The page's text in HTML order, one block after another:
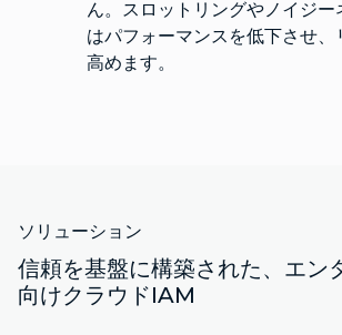
ん。スロットリングやノイジー
はパフォーマンスを低下させ、
高めます。
ソリューション
信頼を基盤に構築された、エン
向けクラウドIAM